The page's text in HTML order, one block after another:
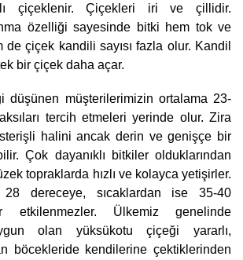
çiçeklenir. Çiçekleri iri ve çillidir.
özelliği sayesinde bitki hem tok ve
çiçek kandili sayısı fazla olur. Kandil
bir çiçek daha açar.
düşünen müşterilerimizin ortalama 23-
tercih etmeleri yerinde olur. Zira
halini ancak derin ve genişçe bir
Çok dayanıklı bitkiler olduklarından
topraklarda hızlı ve kolayca yetişirler.
dereceye, sıcaklardan ise 35-40
etkilenmezler. Ülkemiz genelinde
olan yüksükotu çiçeği yararlı,
böcekleride kendilerine çektiklerinden